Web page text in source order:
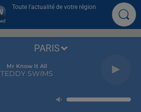
Toute l'actualité de votre région
Mr Know It All
TEDDY SWIMS
PARIS